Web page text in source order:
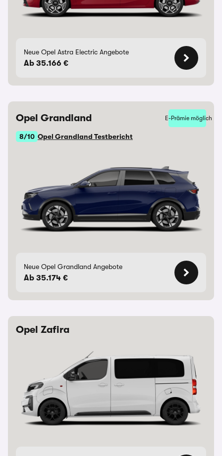
Neue Opel Astra Electric Angebote
Ab 35.166 €
Opel Grandland E-Prämie möglich
8/10 Opel Grandland Testbericht
Neue Opel Grandland Angebote
Ab 35.174 €
Opel Zafira